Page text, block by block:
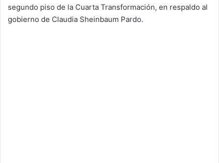
segundo piso de la Cuarta Transformación, en respaldo al
gobierno de Claudia Sheinbaum Pardo.